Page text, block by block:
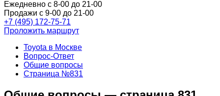
Ежедневно с 8-00 до 21-00
Продажи с 9-00 до 21-00
+7 (495) 172-75-71
Проложить маршрут
Toyota в Москве
Вопрос-Ответ
Общие вопросы
Страница №831